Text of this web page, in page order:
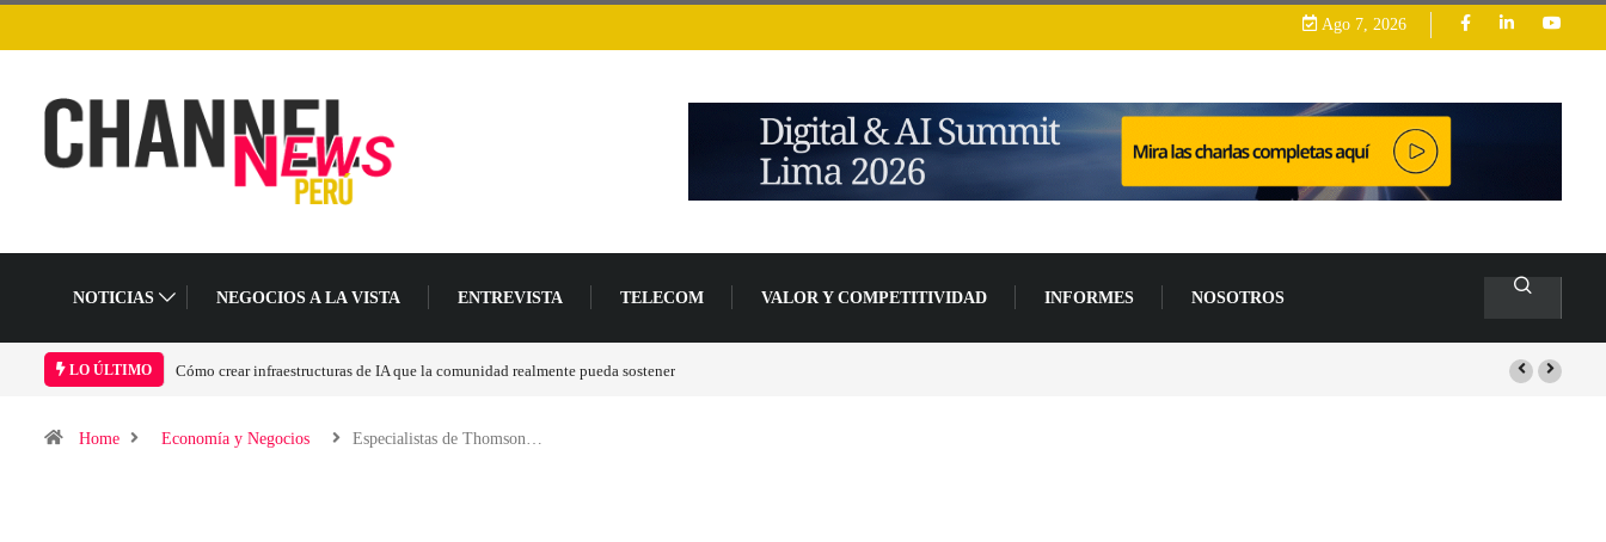
Ago 7, 2026
NOTICIAS NEGOCIOS A LA VISTA ENTREVISTA TELECOM VALOR Y COMPETITIVIDAD INFORMES NOSOTROS
LO ÚLTIMO
comunidad realmente pueda sostenerLas tarjetas gráficas RDNA 5 ya están en fase avanzada de desarrollo
Home Economía y Negocios Especialistas de Thomson…